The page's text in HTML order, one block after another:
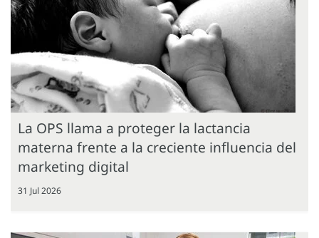
La OPS llama a proteger la lactancia
materna frente a la creciente influencia del
marketing digital
31 Jul 2026